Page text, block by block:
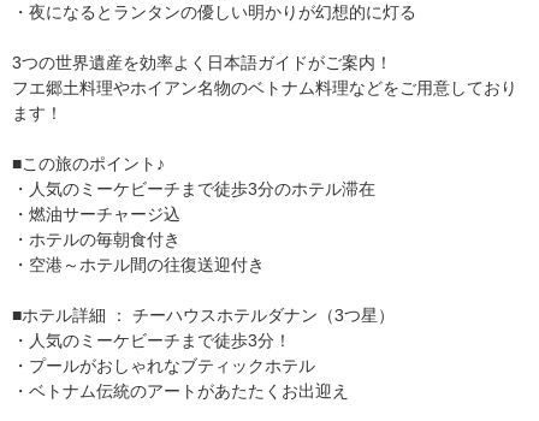
・夜になるとランタンの優しい明かりが幻想的に灯る
3つの世界遺産を効率よく日本語ガイドがご案内！
フエ郷土料理やホイアン名物のベトナム料理などをご用意しており
ます！
■この旅のポイント♪
・人気のミーケビーチまで徒歩3分のホテル滞在
・燃油サーチャージ込
・ホテルの毎朝食付き
・空港～ホテル間の往復送迎付き
■ホテル詳細 ： チーハウスホテルダナン（3つ星）
・人気のミーケビーチまで徒歩3分！
・プールがおしゃれなブティックホテル
・ベトナム伝統のアートがあたたくお出迎え